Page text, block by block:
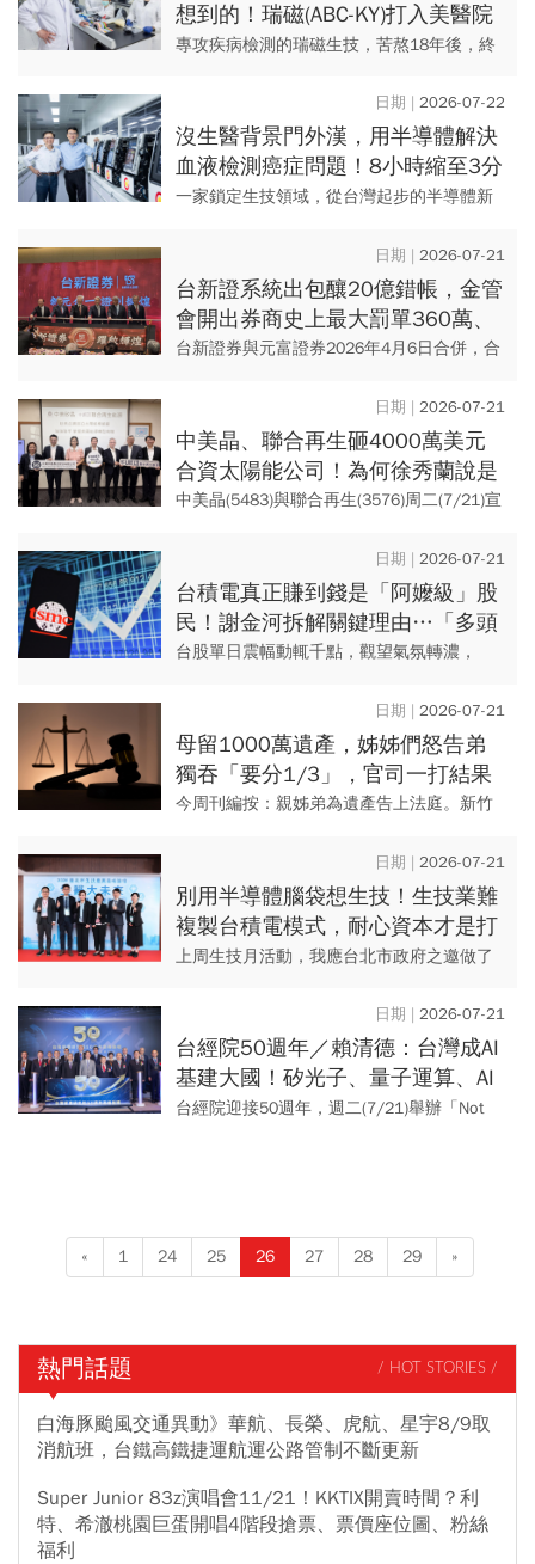
想到的！瑞磁(ABC-KY)打入美醫院
系統、實驗室，苦熬18年終賺錢
專攻疾病檢測的瑞磁生技，苦熬18年後，終
路把握寵物檢測、疫情與美國市場商機，逐
步走出成長之路。...
2026-07-22
沒生醫背景門外漢，用半導體解決
血液檢測癌症問題！8小時縮至3分
鐘判讀，醫華如何花逾10年獲認證
一家鎖定生技領域，從台灣起步的半導體新
議。 醫華生技董事長黃忠諤，憑藉跨領域探
索，拚出在生技界...
2026-07-21
台新證系統出包釀20億錯帳，金管
會開出券商史上最大罰單360萬、
限制新增業務！下單爭議都處理
台新證券與元富證券2026年4月6日合併，合
二(7/21)宣布，對台新證券重罰360萬元，為
歷年對證券...
2026-07-21
中美晶、聯合再生砸4000萬美元
合資太陽能公司！為何徐秀蘭說是
「赴美最佳時機」？原來看到這需
中美晶(5483)與聯合再生(3576)周二(7/21)宣
建置年產能1GW太陽能模組廠，總投資金額
約4...
2026-07-21
台積電真正賺到錢是「阿嬤級」股
民！謝金河拆解關鍵理由…「多頭
總司令」張錫指路：未來5年都不
台股單日震幅動輒千點，觀望氣氛轉濃，
山台積電（2330），並點出2026年、2027
年目標價。 ...
2026-07-21
母留1000萬遺產，姊姊們怒告弟
獨吞「要分1/3」，官司一打結果
大逆轉…債權算遺產？可以繼承
今周刊編按：親姊弟為遺產告上法庭。新竹
1000萬元，這筆債權在母親過世後歸父親所
有。2姊妹認為弟弟無權...
2026-07-21
別用半導體腦袋想生技！生技業難
複製台積電模式，耐心資本才是打
造新藥舞台的關鍵
上周生技月活動，我應台北市政府之邀做了
導體模式嗎？」當天一起與會的主持人是環
球生技社長林明定，另外三位...
2026-07-21
台經院50週年／賴清德：台灣成AI
基建大國！矽光子、量子運算、AI
機器人發光「要讓各行各業都用
台經院迎接50週年，週二(7/21)舉辦「Not
« 1 24 25 26 27 28 29 »
熱門話題 / HOT STORIES /
白海豚颱風交通異動》華航、長榮、虎航、星宇8/9取
消航班，台鐵高鐵捷運航運公路管制不斷更新
Super Junior 83z演唱會11/21！KKTIX開賣時間？利
特、希澈桃園巨蛋開唱4階段搶票、票價座位圖、粉絲
福利